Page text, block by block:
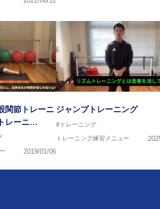
関節トレーニ
レーニ…
2019/01/06
ジャンプトレーニング
#トレーニング
トレーニング練習メニュー